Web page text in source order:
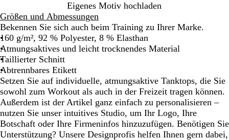
Eigenes Motiv hochladen
Größen und Abmessungen
Bekennen Sie sich auch beim Training zu Ihrer Marke.
160 g/m², 92 % Polyester, 8 % Elasthan
Atmungsaktives und leicht trocknendes Material
Taillierter Schnitt
Abtrennbares Etikett
Setzen Sie auf individuelle, atmungsaktive Tanktops, die Sie
sowohl zum Workout als auch in der Freizeit tragen können.
Außerdem ist der Artikel ganz einfach zu personalisieren –
nutzen Sie unser intuitives Studio, um Ihr Logo, Ihre
Botschaft oder Ihre Firmeninfos hinzuzufügen. Benötigen Sie
Unterstützung? Unsere Designprofis helfen Ihnen gern dabei,